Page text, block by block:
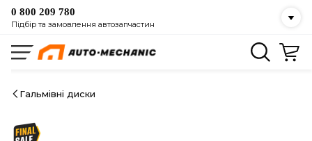
0 800 209 780
Підбір та замовлення автозапчастин
Гальмівні диски